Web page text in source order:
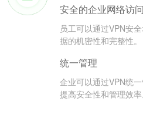
安全的企业网络访问
员工可以通过VPN安
据的机密性和完整性。
统一管理
企业可以通过VPN统
提高安全性和管理效率